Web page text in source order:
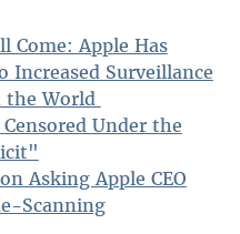
Come: Apple Has
Increased Surveillance
the World
Under the
Asking Apple CEO
Scanning